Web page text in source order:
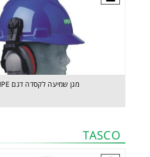
מגן שמיעה לקסדה דגם HPE
TASCO